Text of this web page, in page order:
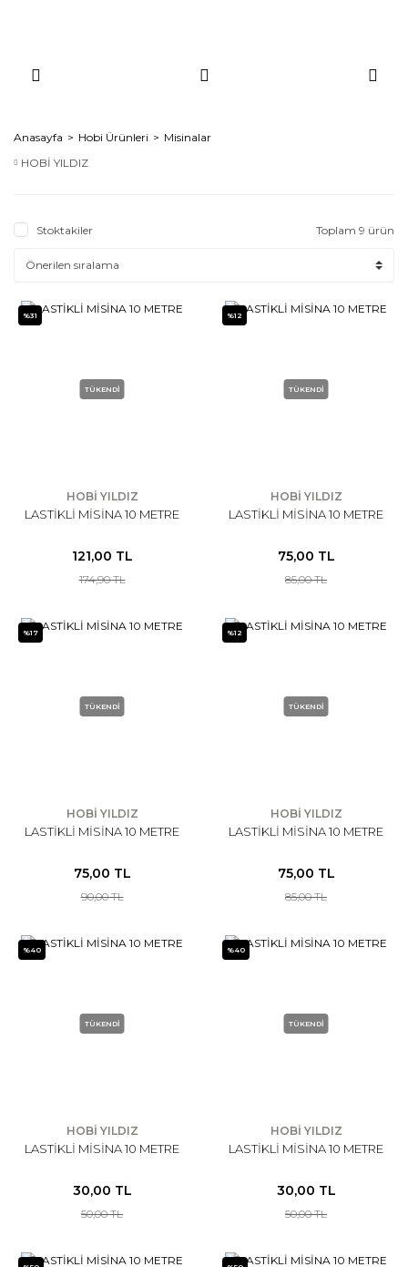
Anasayfa Hobi Ürünleri
Misinalar
HOBİ YILDIZ
Stoktakiler Toplam 9 ürün
%31
TÜKENDİ
HOBİ YILDIZ
LASTİKLİ MİSİNA 10 METRE
121,00 TL
174,90 TL
%12
TÜKENDİ
HOBİ YILDIZ
LASTİKLİ MİSİNA 10 METRE
75,00 TL
85,00 TL
%17
TÜKENDİ
HOBİ YILDIZ
LASTİKLİ MİSİNA 10 METRE
75,00 TL
90,00 TL
%12
TÜKENDİ
HOBİ YILDIZ
LASTİKLİ MİSİNA 10 METRE
75,00 TL
85,00 TL
%40
TÜKENDİ
HOBİ YILDIZ
LASTİKLİ MİSİNA 10 METRE
30,00 TL
50,00 TL
%40
TÜKENDİ
HOBİ YILDIZ
LASTİKLİ MİSİNA 10 METRE
30,00 TL
50,00 TL